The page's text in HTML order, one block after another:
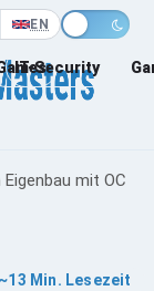
EN
IT-Security
mit OC
~13 Min. Lesezeit